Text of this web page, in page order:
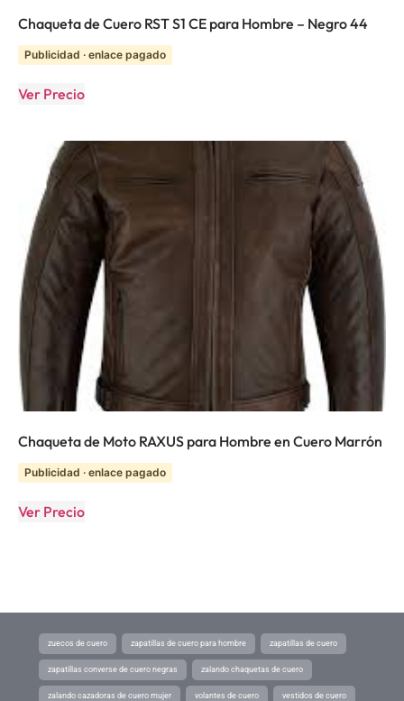
Chaqueta de Cuero RST S1 CE para Hombre – Negro 44
Publicidad · enlace pagado
Ver Precio
Chaqueta de Moto RAXUS para Hombre en Cuero Marrón
Publicidad · enlace pagado
Ver Precio
zuecos de cuero zapatillas de cuero para hombre zapatillas de cuero
zapatillas converse de cuero negras zalando chaquetas de cuero
zalando cazadoras de cuero mujer volantes de cuero vestidos de cuero